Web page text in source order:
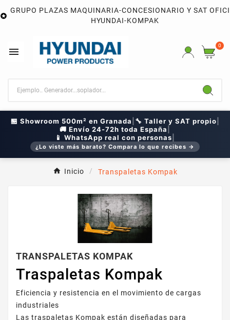

GRUPO PLAZAS MAQUINARIA-CONCESIONARIO Y SAT
HYUNDAI-KOMPAK

0
🏪 Showroom 500m² en Granada 🔧 Taller y SAT propio
🚚 Envío 24-72h toda España
📱 WhatsApp real con personas
¿Lo viste más barato? Compara lo que recibes →
Inicio Transpaletas Kompak
TRANSPALETAS KOMPAK
Traspaletas Kompak
Eficiencia y resistencia en el movimiento de cargas
industriales
Las traspaletas Kompak están diseñadas para